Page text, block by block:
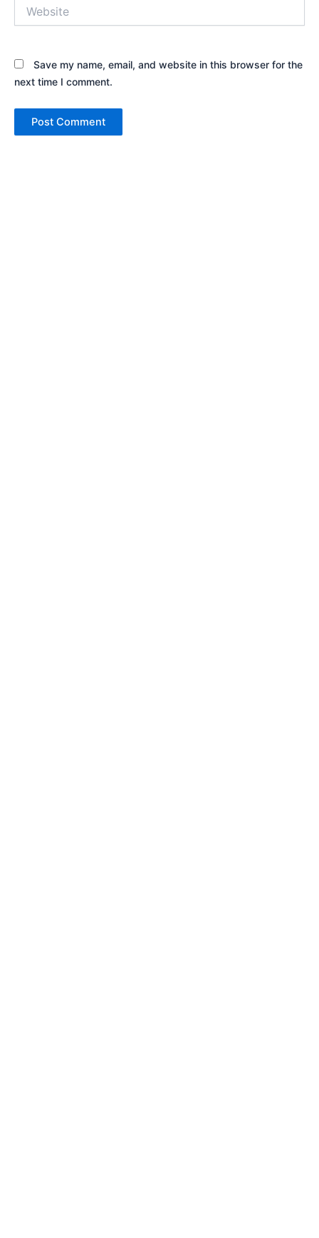
Save my name, email, and website in this browser for the
next time I comment.